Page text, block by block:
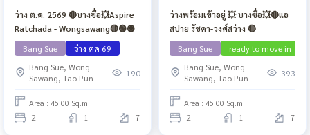
ว่าง ต.ค. 2569 🔴บางซื่อ💥Aspire
Ratchada - Wongsawang🔴🟢🟡
Bang Sue
ว่าง ตค 69
Bang Sue, Wong
Sawang, Tao Pun
190
Area : 45.00 Sq.m.
2 1 7
ว่างพร้อมเข้าอยู่ 💥 บางซื่อ💥🔴แอ
สปาย รัชดา-วงศ์สว่าง 🔴
Bang Sue
ready to move in
Bang Sue, Wong
Sawang, Tao Pun
393
Area : 45.00 Sq.m.
2 1 7